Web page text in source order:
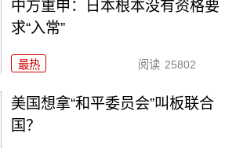
中方重申：日本根本没有资格要
求“入常”
最热 阅读 25802
美国想拿“和平委员会”叫板联合
国？